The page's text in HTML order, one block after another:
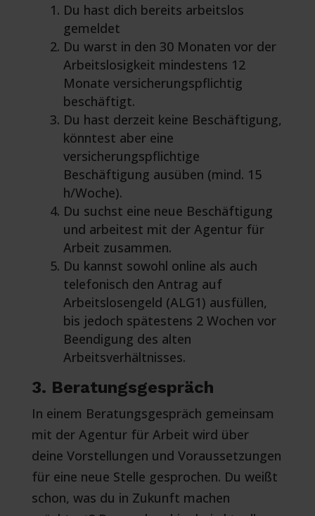
Du hast dich bereits arbeitslos
gemeldet
Du warst in den 30 Monaten vor der
Arbeitslosigkeit mindestens 12
Monate versicherungspflichtig
beschäftigt.
Du hast derzeit keine Beschäftigung,
könntest aber eine
versicherungspflichtige
Beschäftigung ausüben (mind. 15
h/Woche).
Du suchst eine neue Beschäftigung
und arbeitest mit der Agentur für
Arbeit zusammen.
Du kannst sowohl online als auch
telefonisch den Antrag auf
Arbeitslosengeld (ALG1) ausfüllen,
bis jedoch spätestens 2 Wochen vor
Beendigung des alten
Arbeitsverhältnisses.
3. Beratungsgespräch
In einem Beratungsgespräch gemeinsam
mit der Agentur für Arbeit wird über
deine Vorstellungen und Voraussetzungen
für eine neue Stelle gesprochen. Du weißt
schon, was du in Zukunft machen